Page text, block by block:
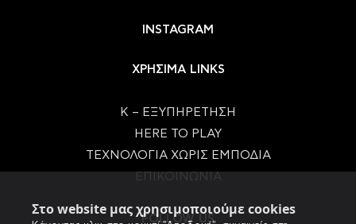
Στο website μας χρησιμοποιούμε cookies
INSTAGRAM
ΧΡΗΣΙΜΑ LINKS
Κ – ΕΞΥΠΗΡΕΤΗΣΗ
HERE TO PLAY
ΤΕΧΝΟΛΟΓΙΑ ΧΩΡΙΣ ΕΜΠΟΔΙΑ
FOLLOW US